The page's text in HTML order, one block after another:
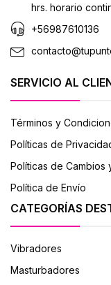
hrs. horario
+56987610136
SERVICIO AL
Términos y
Políticas de
Políticas de Cambios
Política de Envío
CATEGORÍAS
Vibradores
Masturbadores